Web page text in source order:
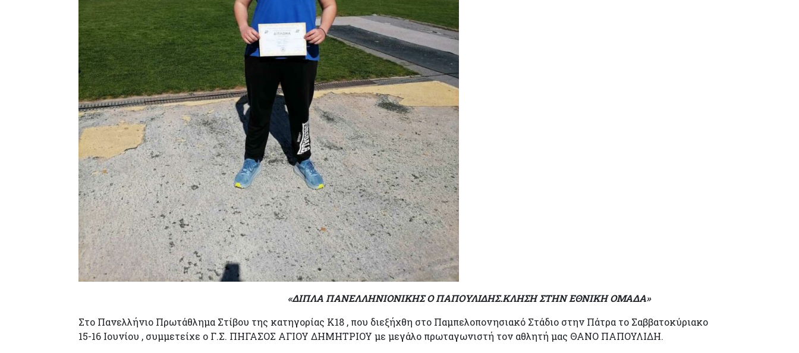
«ΔΙΠΛΑ ΠΑΝΕΛΛΗΝΙΟΝΙΚΗΣ Ο ΠΑΠΟΥΛΙΔΗΣ.ΚΛΗΣΗ ΣΤΗΝ ΕΘΝΙΚΗ ΟΜΑΔΑ»
Στο Πανελλήνιο Πρωτάθλημα Στίβου της κατηγορίας Κ18 , που διεξήχθη στο Παμπελοπονησιακό Στάδιο στην Πάτρα το Σαββατοκύριακο
15-16 Ιουνίου , συμμετείχε ο Γ.Σ. ΠΗΓΑΣΟΣ ΑΓΙΟΥ ΔΗΜΗΤΡΙΟΥ με μεγάλο πρωταγωνιστή τον αθλητή μας ΘΑΝΟ ΠΑΠΟΥΛΙΔΗ.